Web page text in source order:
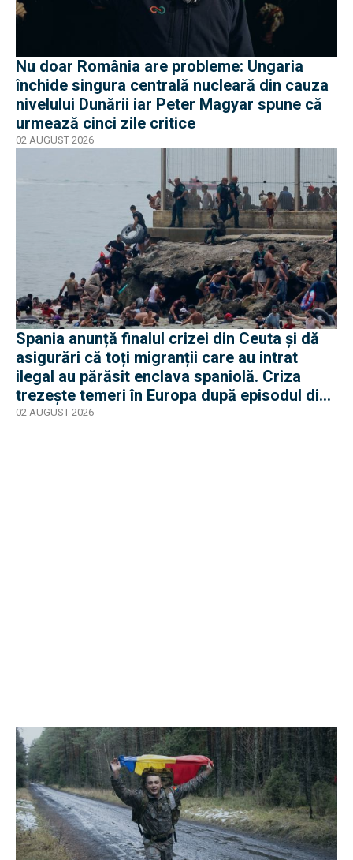
Nu doar România are probleme: Ungaria
închide singura centrală nucleară din cauza
nivelului Dunării iar Peter Magyar spune că
urmează cinci zile critice
02 AUGUST 2026
Spania anunță finalul crizei din Ceuta și dă
asigurări că toți migranții care au intrat
ilegal au părăsit enclava spaniolă. Criza
trezește temeri în Europa după episodul din
2015
02 AUGUST 2026